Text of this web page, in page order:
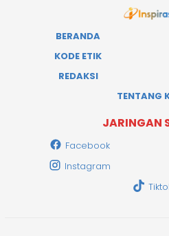
BERANDA
KODE ETIK
REDAKSI
TENTANG
JARINGAN
Facebook
Instagram